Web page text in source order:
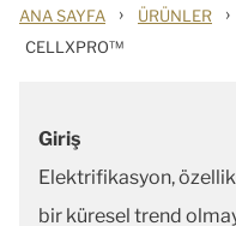
ANA SAYFA › ÜRÜNLER ›
CELLXPRO™
Giriş
Elektrifikasyon,
bir küresel trend